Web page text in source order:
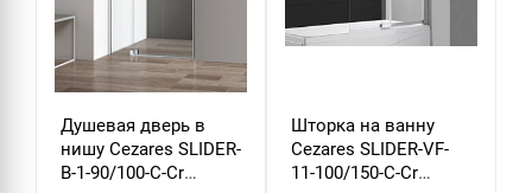
Душевая дверь в
нишу Cezares SLIDER-
B-1-90/100-C-Cr
Шторка на ванну
Cezares SLIDER-VF-
11-100/150-C-Cr